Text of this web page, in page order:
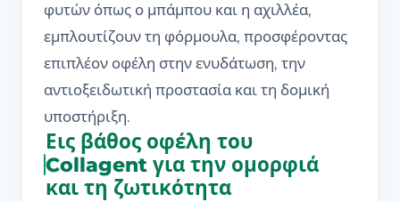
φυτών όπως ο μπάμπου και η αχιλλέα,
εμπλουτίζουν τη φόρμουλα, προσφέροντας
επιπλέον οφέλη στην ενυδάτωση, την
αντιοξειδωτική προστασία και τη δομική
υποστήριξη.
Εις βάθος οφέλη του
Collagent για την ομορφιά
και τη ζωτικότητα